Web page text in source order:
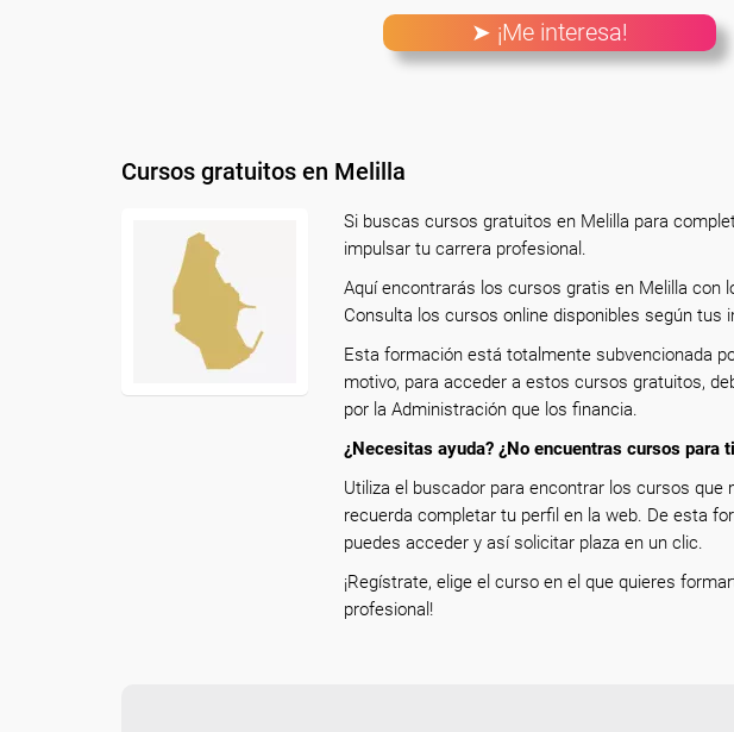
➤ ¡Me interesa!
Cursos gratuitos en Melilla
Si buscas cursos gratuitos en Melilla para
impulsar tu carrera profesional.
Aquí encontrarás los cursos gratis en Melilla con
Consulta los cursos online disponibles según tus
Esta formación está totalmente subvencionada
motivo, para acceder a estos cursos gratuitos,
por la Administración que los financia.
¿Necesitas ayuda? ¿No encuentras cursos para
Utiliza el buscador para encontrar los cursos
recuerda completar tu perfil en la web. De esta
puedes acceder y así solicitar plaza en un clic.
¡Regístrate, elige el curso en el que quieres
profesional!